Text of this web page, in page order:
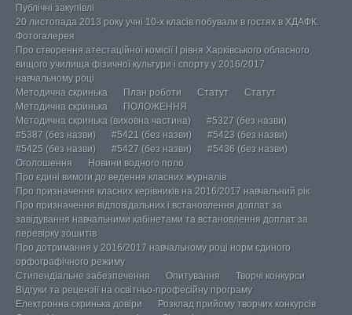
Публічні закупівлі
20 листопада 2013 року учні 10-х класів побували в гостях в ХДАФК.
Фотогалерея
Про створення атестаційної комісії І рівня Харківського обласного
вищого училища фізичної культури і спорту у 2016/2017
навчальному році
Методична скринька
План роботи Статут
Статут
Методична скринька
ПОЛОЖЕННЯ
Методична скринька (виховна частина)
#5327 (без назви)
#5387 (без назви)
#5421 (без назви)
#5423 (без назви)
#5425 (без назви)
#5427 (без назви)
#5436 (без назви)
Оголошення
Новини водного поло
Про єдині вимоги до ведення класних журналів
Про призначення класних керівників на 2016/2017 навчальний рік
Про призначення відповідальних і встановлення доплат за
завідування навчальними кабінетами та встановлення доплат за
перевірку зошитів
Про дотримання у 2016/2017 навчальному році норм єдиного
орфографічного режиму
Стипендіальне забезпечення
Опитування
Творчі конкурси
Відгуки та рецензії на освітньо-професійну програму
Електронна скринька довіри
Розклад прийому творчих конкурсів